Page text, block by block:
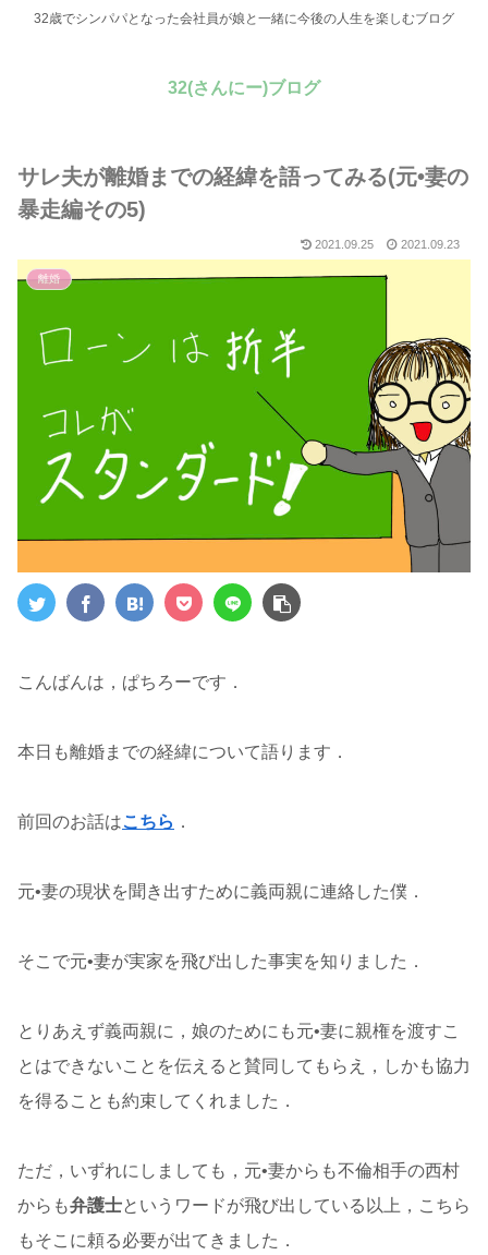
32歳でシンパパとなった会社員が娘と一緒に今後の人生を楽しむブログ
32(さんにー)ブログ
サレ夫が離婚までの経緯を語ってみる(元•妻の
暴走編その5)
2021.09.25 2021.09.23
離婚
こんばんは，ぱちろーです．
本日も離婚までの経緯について語ります．
前回のお話はこちら ．
元•妻の現状を聞き出すために義両親に連絡した僕．
そこで元•妻が実家を飛び出した事実を知りました．
とりあえず義両親に，娘のためにも元•妻に親権を渡すこ
とはできないことを伝えると賛同してもらえ，しかも協力
を得ることも約束してくれました．
ただ，いずれにしましても，元•妻からも不倫相手の西村
からも弁護士というワードが飛び出している以上，こちら
もそこに頼る必要が出てきました．